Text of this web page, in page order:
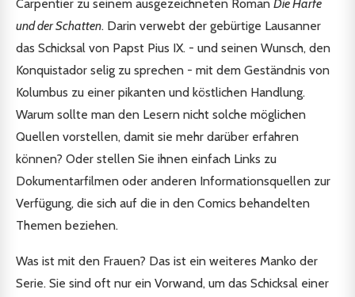
Carpentier zu seinem ausgezeichneten Roman Die Harfe
und der Schatten. Darin verwebt der gebürtige Lausanner
das Schicksal von Papst Pius IX. - und seinen Wunsch, den
Konquistador selig zu sprechen - mit dem Geständnis von
Kolumbus zu einer pikanten und köstlichen Handlung.
Warum sollte man den Lesern nicht solche möglichen
Quellen vorstellen, damit sie mehr darüber erfahren
können? Oder stellen Sie ihnen einfach Links zu
Dokumentarfilmen oder anderen Informationsquellen zur
Verfügung, die sich auf die in den Comics behandelten
Themen beziehen.
Was ist mit den Frauen? Das ist ein weiteres Manko der
Serie. Sie sind oft nur ein Vorwand, um das Schicksal einer